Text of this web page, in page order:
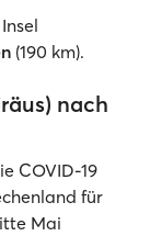
(190 km).
nach
COVID-19
für
Mai